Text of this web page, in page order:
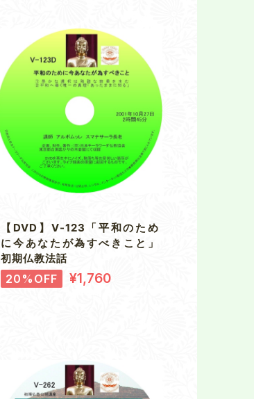
【DVD】V-123「平和のため
に今あなたが為すべきこと」
初期仏教法話
20%OFF ¥1,760